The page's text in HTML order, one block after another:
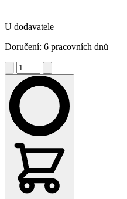
U dodavatele
Doručení: 6 pracovních dnů